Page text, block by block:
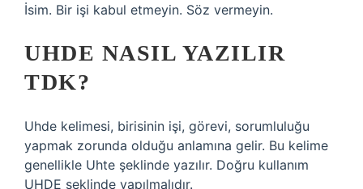
İsim. Bir işi kabul etmeyin. Söz vermeyin.
UHDE NASIL YAZILIR
TDK?
Uhde kelimesi, birisinin işi, görevi, sorumluluğu
yapmak zorunda olduğu anlamına gelir. Bu kelime
genellikle Uhte şeklinde yazılır. Doğru kullanım
UHDE şeklinde yapılmalıdır.